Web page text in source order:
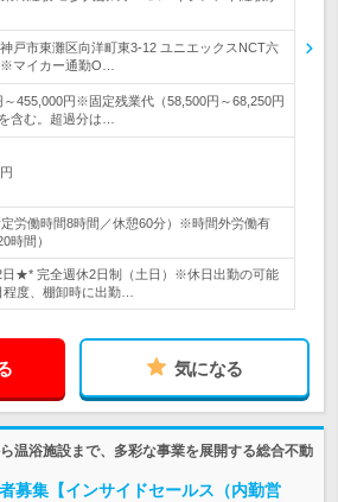
戸市東灘区向洋町東3-12 ユニエックスNCT六
マイカー通勤O…
～455,000円※固定残業代（58,500円～68,250円
含む。超過分は…
労働時間8時間／休憩60分）※時間外労働有
時間）
★* 完全週休2日制（土日）※休日出勤の可能
度、棚卸時に出勤…
気になる
温浴施設まで、多彩な事業を展開する総合不動
募集【インサイドセールス（内勤営